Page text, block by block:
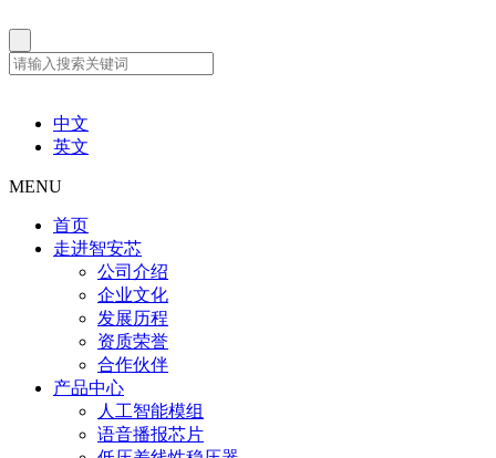
中文
英文
MENU
首页
走进智安芯
公司介绍
企业文化
发展历程
资质荣誉
合作伙伴
产品中心
人工智能模组
语音播报芯片